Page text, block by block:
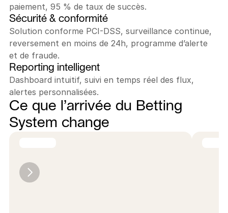
paiement, 95 % de taux de succès.
Sécurité & conformité
Solution conforme PCI-DSS, surveillance continue,
reversement en moins de 24h, programme d’alerte
et de fraude.
Reporting intelligent
Dashboard intuitif, suivi en temps réel des flux,
alertes personnalisées.
Ce que l’arrivée du Betting
System change